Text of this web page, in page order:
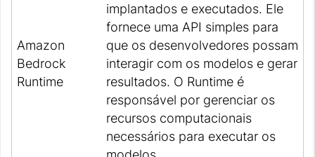
Amazon
Bedrock
Runtime
implantados e executados. Ele
fornece uma API simples para
que os desenvolvedores possam
interagir com os modelos e gerar
resultados. O Runtime é
responsável por gerenciar os
recursos computacionais
necessários para executar os